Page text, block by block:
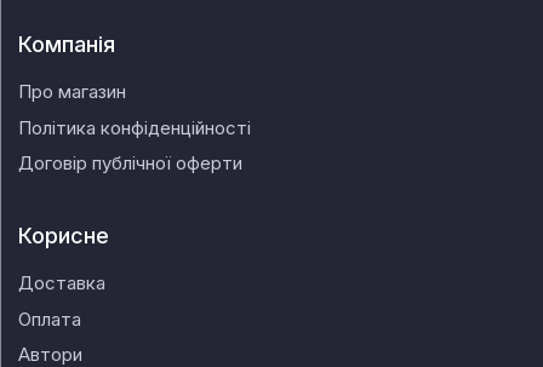
Компанія
Про магазин
Політика конфіденційності
Договір публічної оферти
Корисне
Доставка
Оплата
Автори